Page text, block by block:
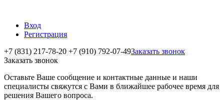
Вход
Регистрация
+7 (831) 217-78-20 +7 (910) 792-07-49Заказать звонок
Заказать звонок
Оставьте Ваше сообщение и контактные данные и наши
специалисты свяжутся с Вами в ближайшее рабочее время для
решения Вашего вопроса.